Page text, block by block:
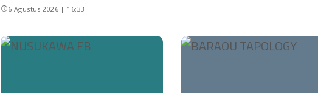
6 Agustus 2026 | 16:33